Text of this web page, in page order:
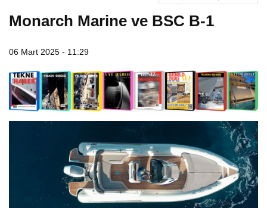
Monarch Marine ve BSC B-1
06 Mart 2025 - 11:29